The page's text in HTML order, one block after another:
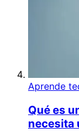
Aprende
Qué es
necesita